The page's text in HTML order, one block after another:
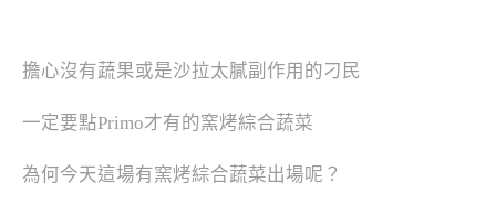
擔心沒有蔬果或是沙拉太膩副作用的刁民
一定要點Primo才有的窯烤綜合蔬菜
為何今天這場有窯烤綜合蔬菜出場呢？